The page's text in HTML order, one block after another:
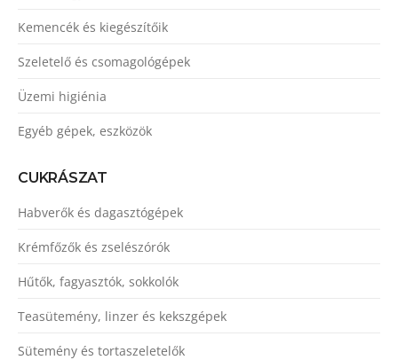
Kemencék és kiegészítőik
Szeletelő és csomagológépek
Üzemi higiénia
Egyéb gépek, eszközök
CUKRÁSZAT
Habverők és dagasztógépek
Krémfőzők és zselészórók
Hűtők, fagyasztók, sokkolók
Teasütemény, linzer és kekszgépek
Sütemény és tortaszeletelők